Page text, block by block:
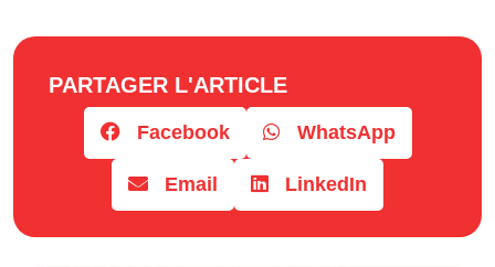
PARTAGER L'ARTICLE
Facebook WhatsApp
Email LinkedIn